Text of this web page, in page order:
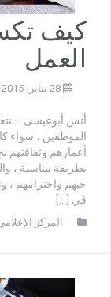
كيف
العمل
28 يناير، 2015
أنس أبوعيسى –
الموظفين ، سواء
أعمارهم وثقافتهم
بطريقة مناسبة ،
حبهم واحترامهم ،
في […]
المركز الإعلامي